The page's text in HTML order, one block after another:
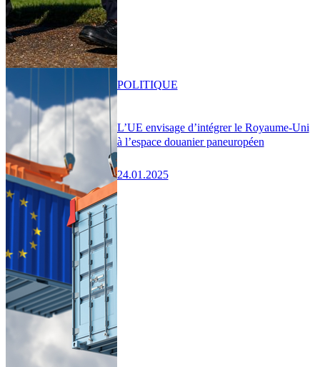
L’UE envisage d’intégrer le Royaume-Uni
à l’espace douanier paneuropéen
24.01.2025
POLITIQUE